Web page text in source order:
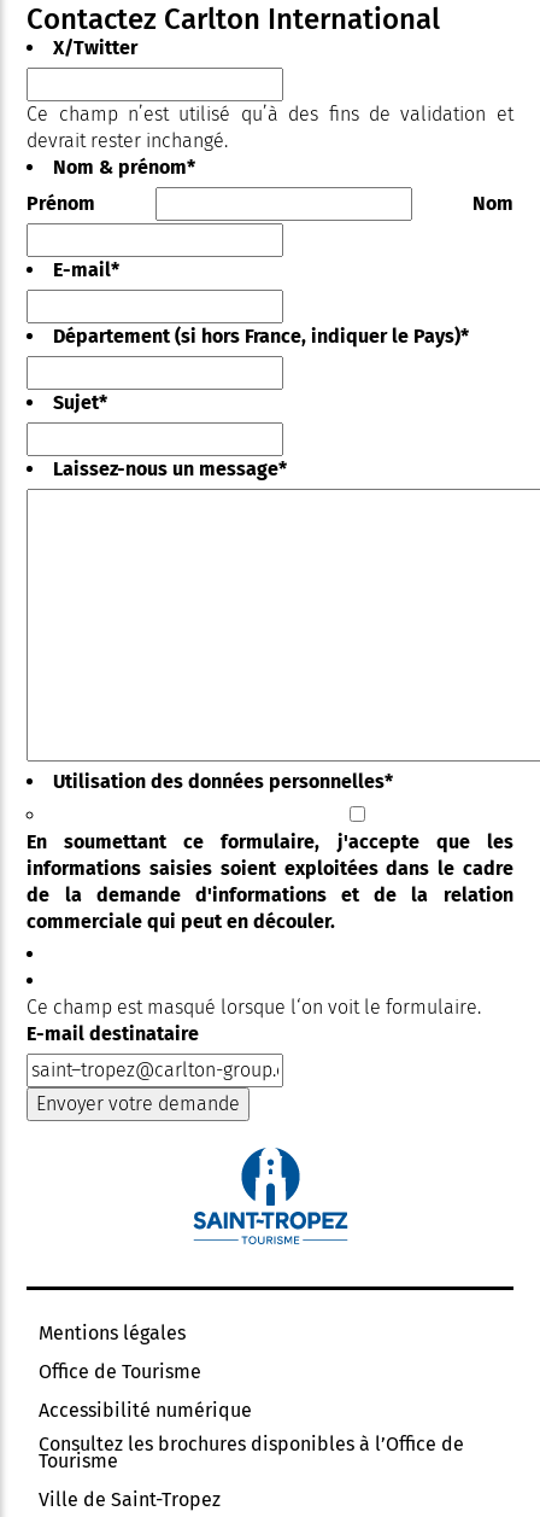
Contactez Carlton International
X/Twitter
Ce champ n’est utilisé qu’à des fins de validation et
devrait rester inchangé.
Nom & prénom*
Prénom
Nom
E-mail*
Département (si hors France, indiquer le Pays)*
Sujet*
Laissez-nous un message*
Utilisation des données personnelles*
En soumettant ce formulaire, j'accepte que les
informations saisies soient exploitées dans le cadre
de la demande d'informations et de la relation
commerciale qui peut en découler.
Ce champ est masqué lorsque l‘on voit le formulaire.
E-mail destinataire
Mentions légales
Office de Tourisme
Accessibilité numérique
Consultez les brochures disponibles à l’Office de
Tourisme
Ville de Saint-Tropez